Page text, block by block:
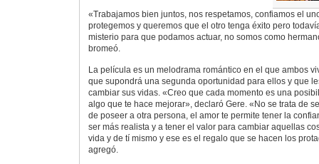
«Trabajamos bien juntos, nos respetamos, confiamos el
protegemos y queremos que el otro tenga éxito pero
misterio para que podamos actuar, no somos como
bromeó.
La película es un melodrama romántico en el que ambos
que supondrá una segunda oportunidad para ellos y que
cambiar sus vidas. «Creo que cada momento es una
algo que te hace mejorar», declaró Gere. «No se trata de
de poseer a otra persona, el amor te permite tener la
ser más realista y a tener el valor para cambiar aquellas
vida y de tí mismo y ese es el regalo que se hacen los
agregó.